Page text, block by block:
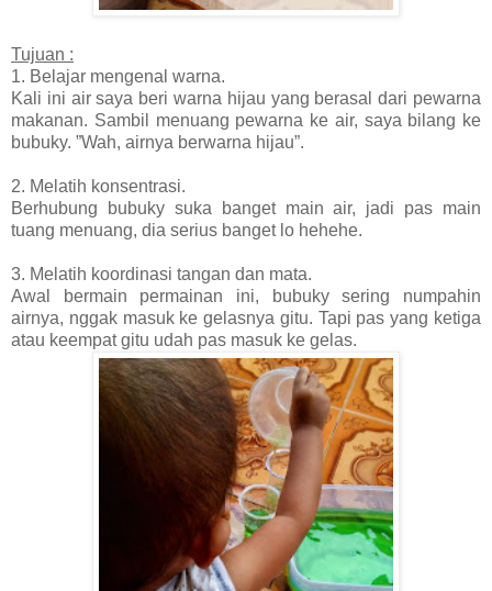
Tujuan :
1. Belajar mengenal warna.
Kali ini air saya beri warna hijau yang berasal dari pewarna
makanan. Sambil menuang pewarna ke air, saya bilang ke
bubuky. ”Wah, airnya berwarna hijau”.
2. Melatih konsentrasi.
Berhubung bubuky suka banget main air, jadi pas main
tuang menuang, dia serius banget lo hehehe.
3. Melatih koordinasi tangan dan mata.
Awal bermain permainan ini, bubuky sering numpahin
airnya, nggak masuk ke gelasnya gitu. Tapi pas yang ketiga
atau keempat gitu udah pas masuk ke gelas.